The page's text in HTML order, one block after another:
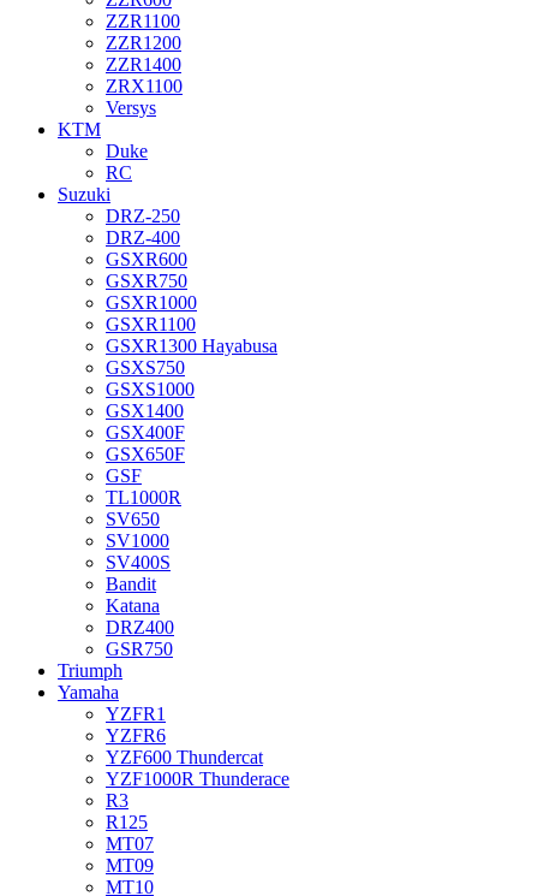
ZZR1100
ZZR1200
ZZR1400
ZRX1100
Versys
KTM
Duke
RC
Suzuki
DRZ-250
DRZ-400
GSXR600
GSXR750
GSXR1000
GSXR1100
GSXR1300 Hayabusa
GSXS750
GSXS1000
GSX1400
GSX400F
GSX650F
GSF
TL1000R
SV650
SV1000
SV400S
Bandit
Katana
DRZ400
GSR750
Triumph
Yamaha
YZFR1
YZFR6
YZF600 Thundercat
YZF1000R Thunderace
R3
R125
MT07
MT09
MT10